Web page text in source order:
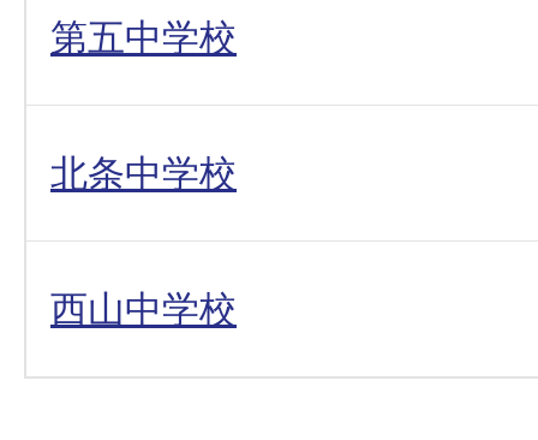
第五中学校
北条中学校
西山中学校